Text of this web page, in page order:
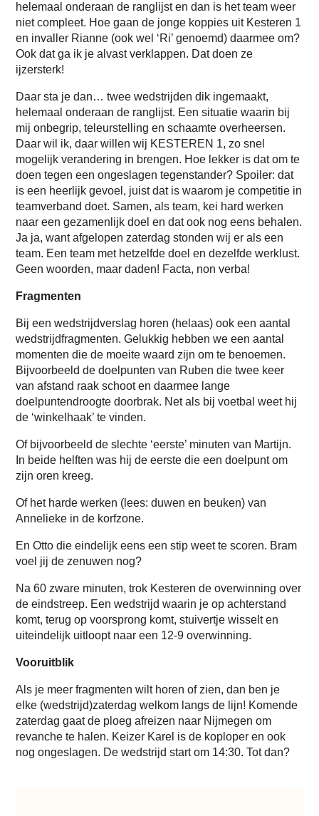
helemaal onderaan de ranglijst en dan is het team weer
niet compleet. Hoe gaan de jonge koppies uit Kesteren 1
en invaller Rianne (ook wel ‘Ri’ genoemd) daarmee om?
Ook dat ga ik je alvast verklappen. Dat doen ze
ijzersterk!
Daar sta je dan… twee wedstrijden dik ingemaakt,
helemaal onderaan de ranglijst. Een situatie waarin bij
mij onbegrip, teleurstelling en schaamte overheersen.
Daar wil ik, daar willen wij KESTEREN 1, zo snel
mogelijk verandering in brengen. Hoe lekker is dat om te
doen tegen een ongeslagen tegenstander? Spoiler: dat
is een heerlijk gevoel, juist dat is waarom je competitie in
teamverband doet. Samen, als team, kei hard werken
naar een gezamenlijk doel en dat ook nog eens behalen.
Ja ja, want afgelopen zaterdag stonden wij er als een
team. Een team met hetzelfde doel en dezelfde werklust.
Geen woorden, maar daden! Facta, non verba!
Fragmenten
Bij een wedstrijdverslag horen (helaas) ook een aantal
wedstrijdfragmenten. Gelukkig hebben we een aantal
momenten die de moeite waard zijn om te benoemen.
Bijvoorbeeld de doelpunten van Ruben die twee keer
van afstand raak schoot en daarmee lange
doelpuntendroogte doorbrak. Net als bij voetbal weet hij
de ‘winkelhaak’ te vinden.
Of bijvoorbeeld de slechte ‘eerste’ minuten van Martijn.
In beide helften was hij de eerste die een doelpunt om
zijn oren kreeg.
Of het harde werken (lees: duwen en beuken) van
Annelieke in de korfzone.
En Otto die eindelijk eens een stip weet te scoren. Bram
voel jij de zenuwen nog?
Na 60 zware minuten, trok Kesteren de overwinning over
de eindstreep. Een wedstrijd waarin je op achterstand
komt, terug op voorsprong komt, stuivertje wisselt en
uiteindelijk uitloopt naar een 12-9 overwinning.
Vooruitblik
Als je meer fragmenten wilt horen of zien, dan ben je
elke (wedstrijd)zaterdag welkom langs de lijn! Komende
zaterdag gaat de ploeg afreizen naar Nijmegen om
revanche te halen. Keizer Karel is de koploper en ook
nog ongeslagen. De wedstrijd start om 14:30. Tot dan?